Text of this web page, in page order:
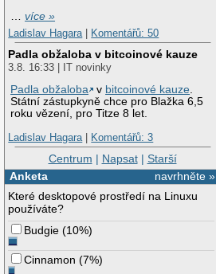
…více »
Ladislav Hagara| Komentářů: 50
Padla obžaloba v bitcoinové kauze
3.8. 16:33 | IT novinky
Padla obžaloba
v bitcoinové kauze.
Státní zástupkyně chce pro Blažka 6,5
roku vězení, pro Titze 8 let.
Ladislav Hagara| Komentářů: 3
Centrum | Napsat| Starší
navrhněte »
Anketa
Které desktopové prostředí na Linuxu
používáte?
Budgie (10%)
Cinnamon (7%)